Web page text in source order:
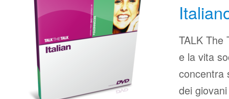
TALK The
e la vita
concentra
dei